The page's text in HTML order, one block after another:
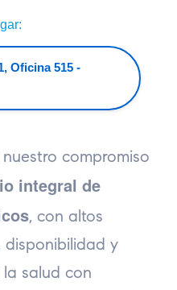
Oficina 515 -
compromiso
integral de
, con altos
disponibilidad y
salud con